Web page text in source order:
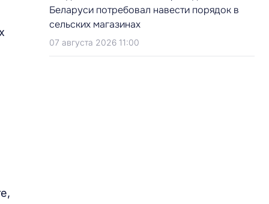
Беларуси потребовал навести порядок в
сельских магазинах
07 августа 2026 11:00